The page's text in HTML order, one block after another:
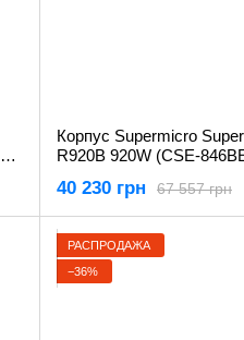
Корпус Supermicro
R920B 920W (CSE-
67 557 грн
40 230 грн
РАСПРОДАЖА
−36%